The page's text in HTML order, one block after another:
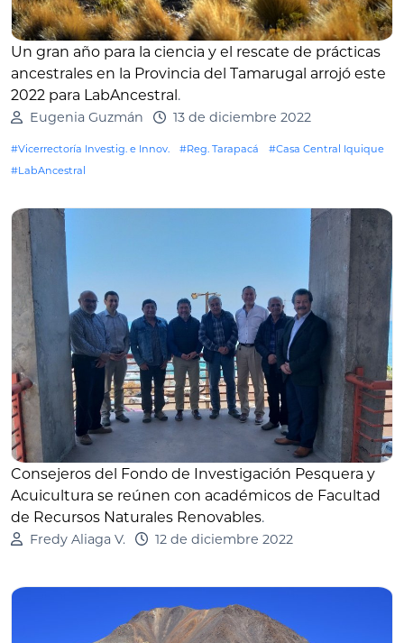
Un gran año para la ciencia y el rescate de prácticas
ancestrales en la Provincia del Tamarugal arrojó este
2022 para LabAncestral.
Eugenia Guzmán 13 de diciembre 2022
#Vicerrectoría Investig. e Innov. #Reg. Tarapacá
#Casa Central Iquique
#LabAncestral
Consejeros del Fondo de Investigación Pesquera y
Acuicultura se reúnen con académicos de Facultad
de Recursos Naturales Renovables.
Fredy Aliaga V. 12 de diciembre 2022